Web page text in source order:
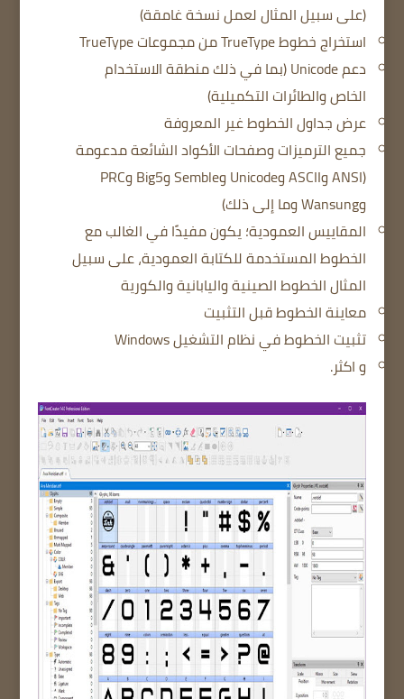
(على سبيل المثال لعمل نسخة غامقة)
استخراج خطوط TrueType من مجموعات TrueType
دعم Unicode (بما في ذلك منطقة الاستخدام
الخاص والطائرات التكميلية)
عرض جداول الخطوط غير المعروفة
جميع الترميزات وصفحات الأكواد الشائعة مدعومة
(ANSI وASCII وUnicode وSemble وBig5 وPRC
وWansung وما إلى ذلك)
المقاييس العمودية؛يكون مفيدًا في الغالب مع
الخطوط المستخدمة للكتابة العمودية، على سبيل
المثال الخطوط الصينية واليابانية والكورية
معاينة الخطوط قبل التثبيت
تثبيت الخطوط في نظام التشغيل Windows
و اكثر.